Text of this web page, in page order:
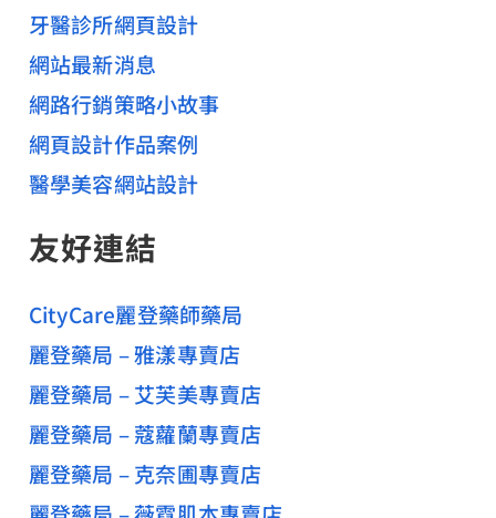
牙醫診所網頁設計
網站最新消息
網路行銷策略小故事
網頁設計作品案例
醫學美容網站設計
友好連結
CityCare麗登藥師藥局
麗登藥局 – 雅漾專賣店
麗登藥局 – 艾芙美專賣店
麗登藥局 – 蔻蘿蘭專賣店
麗登藥局 – 克奈圃專賣店